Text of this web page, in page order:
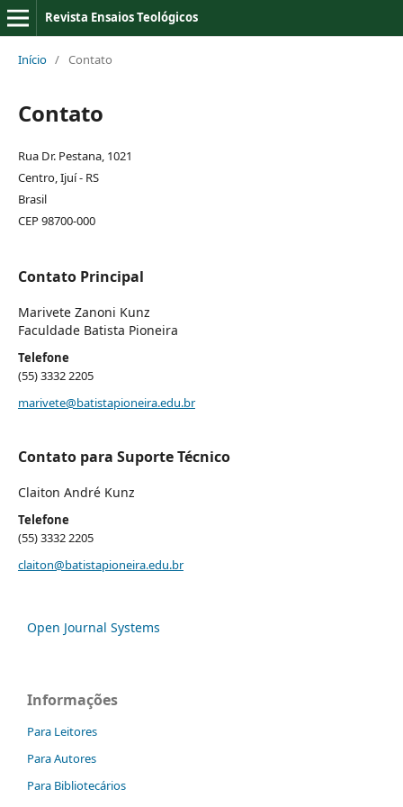
Revista Ensaios Teológicos
Início / Contato
Contato
Rua Dr. Pestana, 1021
Centro, Ijuí - RS
Brasil
CEP 98700-000
Contato Principal
Marivete Zanoni Kunz
Faculdade Batista Pioneira
Telefone
(55) 3332 2205
marivete@batistapioneira.edu.br
Contato para Suporte Técnico
Claiton André Kunz
Telefone
(55) 3332 2205
claiton@batistapioneira.edu.br
Open Journal Systems
Informações
Para Leitores
Para Autores
Para Bibliotecários